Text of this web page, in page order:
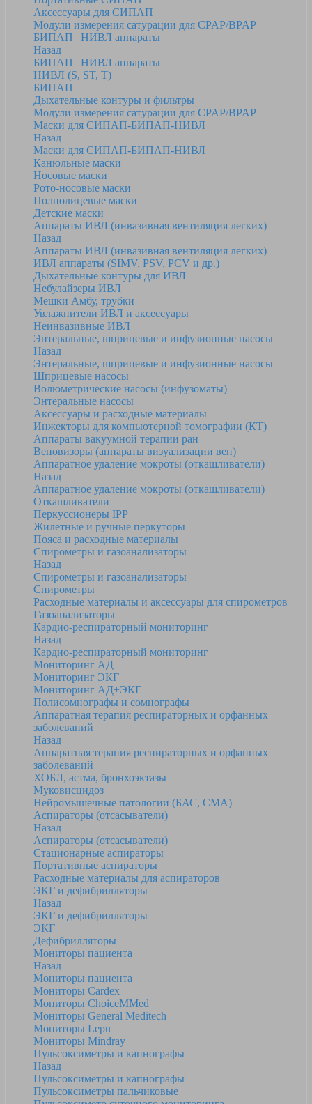
Аксессуары для СИПАП
Модули измерения сатурации для CPAP/BPAP
БИПАП | НИВЛ аппараты
Назад
БИПАП | НИВЛ аппараты
НИВЛ (S, ST, T)
БИПАП
Дыхательные контуры и фильтры
Модули измерения сатурации для CPAP/BPAP
Маски для СИПАП-БИПАП-НИВЛ
Назад
Маски для СИПАП-БИПАП-НИВЛ
Канюльные маски
Носовые маски
Рото-носовые маски
Полнолицевые маски
Детские маски
Аппараты ИВЛ (инвазивная вентиляция легких)
Назад
Аппараты ИВЛ (инвазивная вентиляция легких)
ИВЛ аппараты (SIMV, PSV, PCV и др.)
Дыхательные контуры для ИВЛ
Небулайзеры ИВЛ
Мешки Амбу, трубки
Увлажнители ИВЛ и аксессуары
Неинвазивные ИВЛ
Энтеральные, шприцевые и инфузионные насосы
Назад
Энтеральные, шприцевые и инфузионные насосы
Шприцевые насосы
Волюметрические насосы (инфузоматы)
Энтеральные насосы
Аксессуары и расходные материалы
Инжекторы для компьютерной томографии (КТ)
Аппараты вакуумной терапии ран
Веновизоры (аппараты визуализации вен)
Аппаратное удаление мокроты (откашливатели)
Назад
Аппаратное удаление мокроты (откашливатели)
Откашливатели
Перкуссионеры IPP
Жилетные и ручные перкуторы
Пояса и расходные материалы
Спирометры и газоанализаторы
Назад
Спирометры и газоанализаторы
Спирометры
Расходные материалы и аксессуары для спирометров
Газоанализаторы
Кардио-респираторный мониторинг
Назад
Кардио-респираторный мониторинг
Мониторинг АД
Мониторинг ЭКГ
Мониторинг АД+ЭКГ
Полисомнографы и сомнографы
Аппаратная терапия респираторных и орфанных
заболеваний
Назад
Аппаратная терапия респираторных и орфанных
заболеваний
ХОБЛ, астма, бронхоэктазы
Муковисцидоз
Нейромышечные патологии (БАС, СМА)
Аспираторы (отсасыватели)
Назад
Аспираторы (отсасыватели)
Стационарные аспираторы
Портативные аспираторы
Расходные материалы для аспираторов
ЭКГ и дефибрилляторы
Назад
ЭКГ и дефибрилляторы
ЭКГ
Дефибрилляторы
Мониторы пациента
Назад
Мониторы пациента
Мониторы Cardex
Мониторы ChoiceMMed
Мониторы General Meditech
Мониторы Lepu
Мониторы Mindray
Пульсоксиметры и капнографы
Назад
Пульсоксиметры и капнографы
Пульсоксиметры пальчиковые